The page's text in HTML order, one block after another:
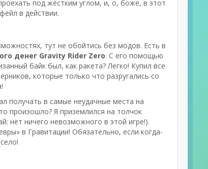
под жёстким углом, и, о, боже, в этот
в действии.
тут не обойтись без модов. Есть в
денег Gravity Rider Zero. С его помощью
байк был, как ракета? Легко! Купил все
которые только что разругались со
получать в самые неудачные места на
произошло? Я приземлился на толчок
нет ничего невозможного в этой игре!).
в Гравитации! Обязательно, если когда-